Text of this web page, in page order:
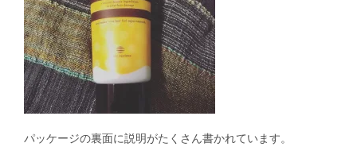
パッケージの裏面に説明がたくさん書かれています。